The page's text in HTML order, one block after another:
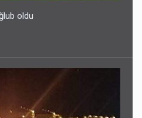
oldu